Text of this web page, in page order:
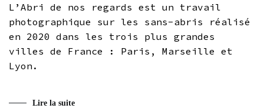
L’Abri de nos regards est un travail
photographique sur les sans-abris réalisé
en 2020 dans les trois plus grandes
villes de France : Paris, Marseille et
Lyon.
Lire la suite